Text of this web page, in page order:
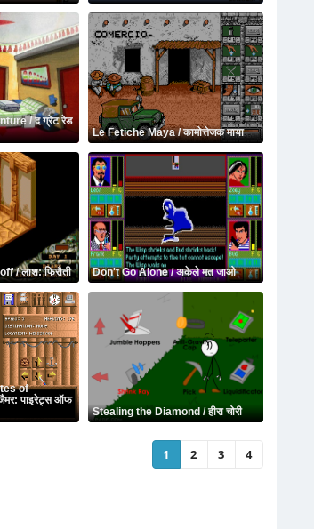
/ द ग्रेट रेड
Le Fetiche Maya / कामोत्तेजक माया
/ लाश: फिरौती Don't Go Alone / अकेले मत जाओ
of
पाइरेट्स ऑफ
Stealing the Diamond / हीरा चोरी
1 2 3 4